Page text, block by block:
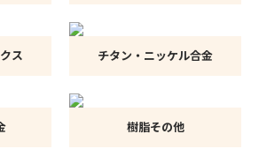
ス チタン・ニッケル合金
樹脂その他